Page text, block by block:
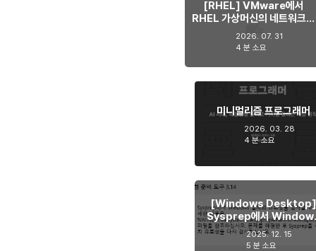
[RHEL] VMware에서
RHEL 가상머신의 네트워크가
간헐적으로 사라지는 현상 해
결하기
2026. 07. 31
4 분 소요
미니멀리즘 프로그래머
2026. 03. 28
4 분 소요
[Windows Desktop]
Sysprep에서
설치의 유효성을 검사할 수
습니다. 해결하기
2025. 12. 15
5 분 소요